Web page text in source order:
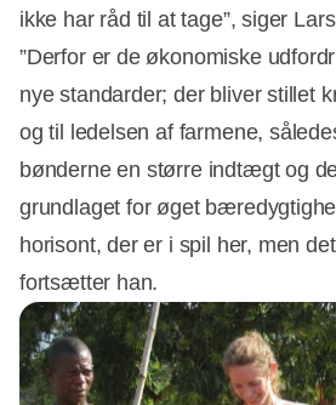
ikke har råd til at tage”, siger
”Derfor er de økonomiske
nye standarder; der bliver stillet
og til ledelsen af farmene,
bønderne en større indtægt og
grundlaget for øget
horisont, der er i spil her, men
fortsætter han.